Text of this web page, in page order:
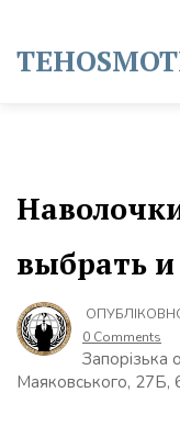
content
выбрать
0 Comments
Запорізька
Маяковського, 27Б,